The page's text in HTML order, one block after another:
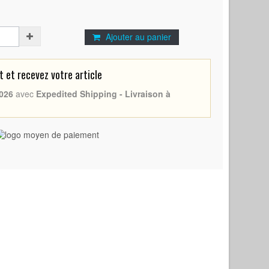
Ajouter au panier
et recevez votre article
avec Expedited Shipping - Livraison à